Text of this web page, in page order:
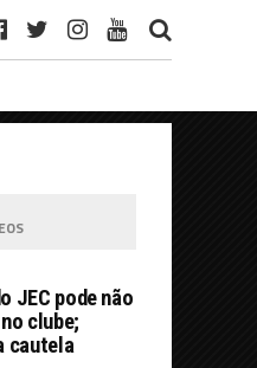
JEC pode não
clube;
cautela